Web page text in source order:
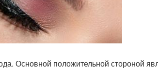
Основной положительной стороной